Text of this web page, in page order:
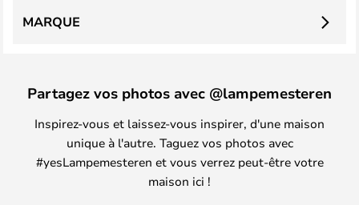
MARQUE
Partagez vos photos avec @lampemesteren
Inspirez-vous et laissez-vous inspirer, d'une maison
unique à l'autre. Taguez vos photos avec
#yesLampemesteren et vous verrez peut-être votre
maison ici !